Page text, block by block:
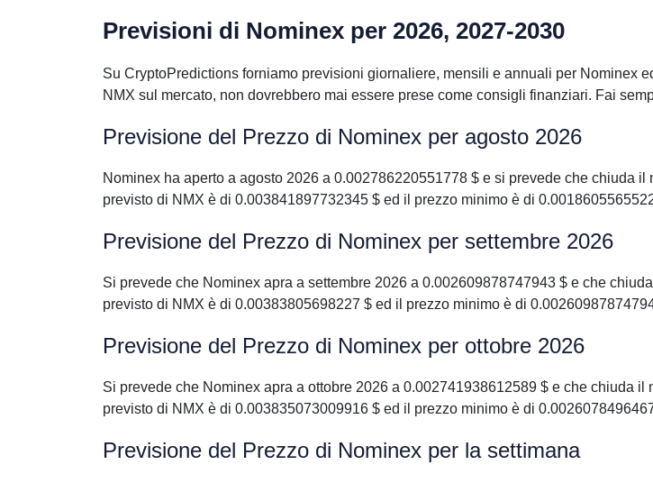
Previsioni di Nominex per 2026, 2027-2030
Su CryptoPredictions forniamo previsioni giornaliere, mensili e annuali per Nominex
NMX sul mercato, non dovrebbero mai essere prese come consigli finanziari. Fai
Previsione del Prezzo di Nominex per agosto 2026
Nominex ha aperto a agosto 2026 a 0.002786220551778 $ e si prevede che chiuda
previsto di NMX è di 0.003841897732345 $ ed il prezzo minimo è di
Previsione del Prezzo di Nominex per settembre 2026
Si prevede che Nominex apra a settembre 2026 a 0.002609878747943 $ e che
previsto di NMX è di 0.00383805698227 $ ed il prezzo minimo è di
Previsione del Prezzo di Nominex per ottobre 2026
Si prevede che Nominex apra a ottobre 2026 a 0.002741938612589 $ e che chiuda
previsto di NMX è di 0.003835073009916 $ ed il prezzo minimo è di
Previsione del Prezzo di Nominex per la settimana